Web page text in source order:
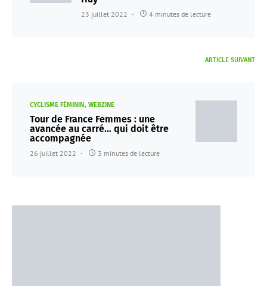
23 juillet 2022 4 minutes de lecture
ARTICLE SUIVANT
CYCLISME FÉMININ WEBZINE
Tour de France Femmes : une
avancée au carré… qui doit être
accompagnée
26 juillet 2022 3 minutes de lecture